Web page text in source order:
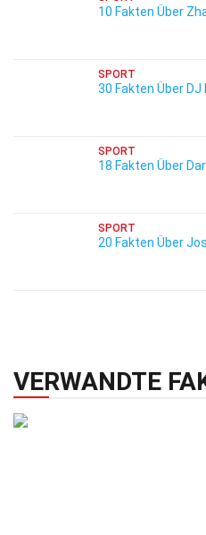
10 Fakten Über
SPORT
30 Fakten Über DJ
SPORT
18 Fakten Über
SPORT
20 Fakten Über
VERWANDTE